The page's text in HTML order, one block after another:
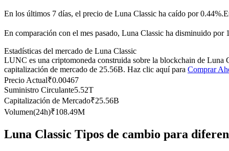
Futuros del USDC
Futuros que utilizan USDC como garantía
En los últimos 7 días, el precio de Luna Classic ha caído por 0.44%.
En comparación con el mes pasado, Luna Classic ha disminuido por
Estadísticas del mercado de Luna Classic
LUNC es una criptomoneda construida sobre la blockchain de
capitalización de mercado de 25.56B. Haz clic aquí para Comprar
Precio Actual₹0.00467
Suministro Circulante5.52T
Capitalización de Mercado₹25.56B
Volumen(24h)₹108.49M
Luna Classic Tipos de cambio para